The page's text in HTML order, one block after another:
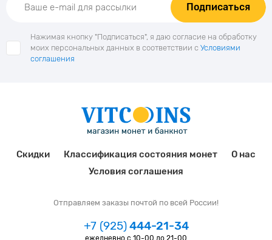
Подписаться
Нажимая кнопку "Подписаться", я даю согласие на обработку
моих персональных данных в соответствии с Условиями
соглашения
Скидки Классификация состояния монет
О нас
Условия соглашения
Отправляем заказы почтой по всей России!
+7 (925)444-21-34
ежедневно с 10-00 до 21-00